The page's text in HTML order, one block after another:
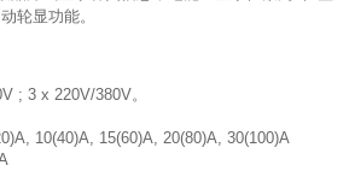
轮显功能。
; 3 x 220V/380V。
10(40)A, 15(60)A, 20(80)A, 30(100)A